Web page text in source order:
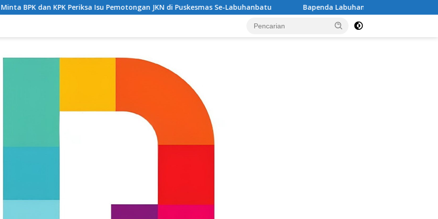
Isu Pemotongan JKN di Puskesmas Se-Labuhanbatu‎‎ ‎Bapenda Labuhanbatu Loloskan Manipulasi Pajak BPHTB,